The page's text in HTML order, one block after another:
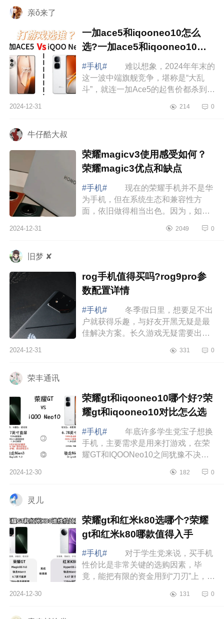
亲ǒ来了
一加ace5和iqooneo10怎么
选?一加ace5和iqooneo10对
比哪个好
#手机#
难以想象，2024年年末的
这一波中端旗舰竞争，堪称是“大乱
斗”，就连一加Ace5的起售价都杀到了
样，这个时候，很多网友都开始纠结
2024-12-31 214 0
牛仔酷大叔
荣耀magicv3使用感受如何？
荣耀magic3优点和缺点
#手机#
现在的荣耀手机并不是华
为手机，但在系统生态和兼容性方
面，依旧做得相当出色。因为，如果
荣耀手机也是不错的选择，下面小编
2024-12-31 2049 0
旧梦 ✘
rog手机值得买吗?rog9pro参
数配置详情
#手机#
冬季假日里，想要足不出
户就获得乐趣，与好友开黑无疑是最
佳解决方案。长久游戏无疑需要出色
表现。作为目前开黑装备的独一档选
2024-12-31 331 0
荣丰通讯
荣耀gt和iqooneo10哪个好?荣
耀gt和iqooneo10对比怎么选
#手机#
年底许多学生党宝子想换
手机，主要需求是用来打游戏，在荣
耀GT和IQOONeo10之间犹豫不决，
iqooneo10哪个好?荣耀gt和
2024-12-30 182 0
灵儿
荣耀gt和红米k80选哪个?荣耀
gt和红米k80哪款值得入手
#手机#
对于学生党来说，买手机
性价比是非常关键的选购因素，毕
竟，能把有限的资金用到“刀刃”上，才
家说下目前提及较多的荣耀GT和红米
2024-12-30 131 0